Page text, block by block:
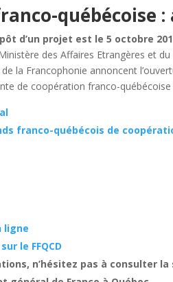
québécoise :
d’un projet est le 5 octobre
des Affaires Etrangères et
la Francophonie annoncent
de coopération franco-québécoise
franco-québécois de
ligne
le FFQCD
n’hésitez pas à consulter la